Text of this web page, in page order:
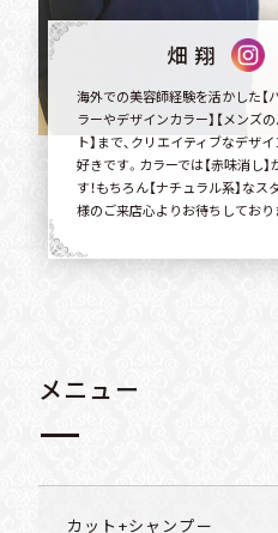
畑 翔
海外での美容師経験を活かした【
ラーやデザインカラー】【メンズ
ト】まで、クリエイティブなデザ
好きです。カラーでは【赤味消し
す！もちろん【ナチュラル系】な
様のご来店心よりお待ちしており
メニュー
カット+シャンプー